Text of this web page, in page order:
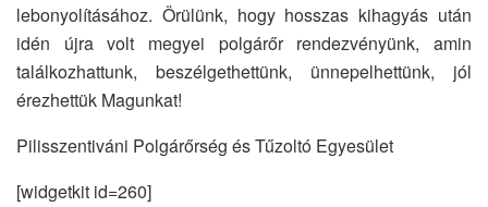
lebonyolításához. Örülünk, hogy hosszas kihagyás után
idén újra volt megyei polgárőr rendezvényünk, amin
találkozhattunk, beszélgethettünk, ünnepelhettünk, jól
érezhettük Magunkat!
Pilisszentiváni Polgárőrség és Tűzoltó Egyesület
[widgetkit id=260]